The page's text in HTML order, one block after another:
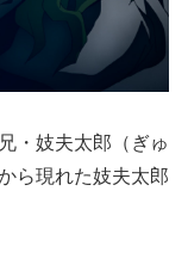
・妓夫太郎（ぎゅ
ら現れた妓夫太郎